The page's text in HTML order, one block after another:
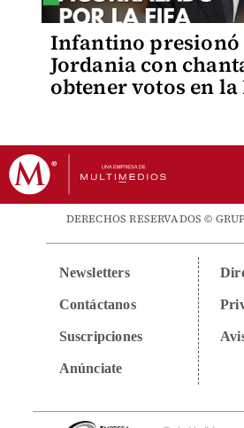
Infantino presionó
Jordania con
obtener votos en la
DERECHOS RESERVADOS ©
Newsletters
Contáctanos
Suscripciones
Anúnciate